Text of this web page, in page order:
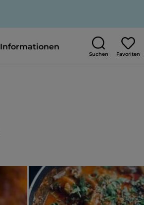
Informationen
Suchen Favoriten